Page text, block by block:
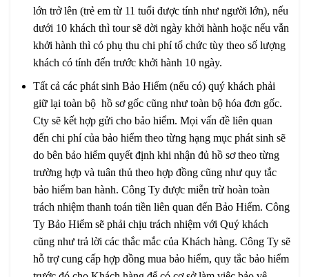
lớn trở lên (trẻ em từ 11 tuổi được tính như người lớn), nếu
dưới 10 khách thì tour sẽ dời ngày khởi hành hoặc nếu vẫn
khởi hành thì có phụ thu chi phí tổ chức tùy theo số lượng
khách có tính đến trước khởi hành 10 ngày.
Tất cả các phát sinh Bảo Hiểm (nếu có) quý khách phải
giữ lại toàn bộ hồ sơ gốc cũng như toàn bộ hóa đơn gốc.
Cty sẽ kết hợp gửi cho bảo hiểm. Mọi vấn đề liên quan
đến chi phí của bảo hiểm theo từng hạng mục phát sinh sẽ
do bên bảo hiểm quyết định khi nhận đủ hồ sơ theo từng
trường hợp và tuân thủ theo hợp đồng cũng như quy tắc
bảo hiểm ban hành. Công Ty được miễn trừ hoàn toàn
trách nhiệm thanh toán tiền liên quan đến Bảo Hiểm. Công
Ty Bảo Hiểm sẽ phải chịu trách nhiệm với Quý khách
cũng như trả lời các thắc mắc của Khách hàng. Công Ty sẽ
hỗ trợ cung cấp hợp đồng mua bảo hiểm, quy tắc bảo hiểm